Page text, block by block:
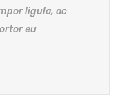
ligula, ac
eu